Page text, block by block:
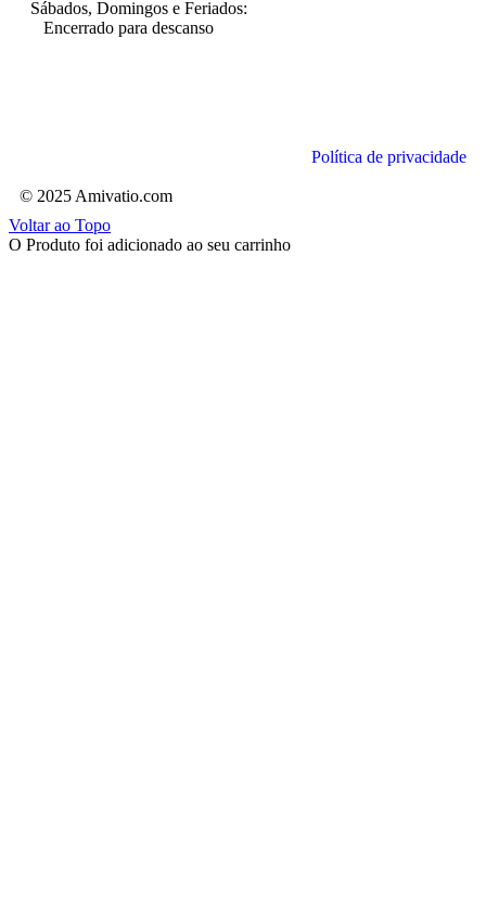
Sábados, Domingos e Feriados:
Encerrado para descanso
Política de privacidade
© 2025 Amivatio.com
Voltar ao Topo
O Produto foi adicionado ao seu carrinho